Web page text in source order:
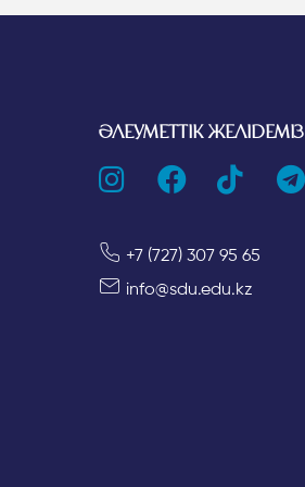
ӘЛЕУМЕТТІК ЖЕЛІДЕМІЗ
+7 (727) 307 95 65
info@sdu.edu.kz